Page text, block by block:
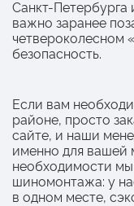
Санкт-
важно заранее
четвероколесном
безопасность.
Если вам
районе, просто
сайте, и наши
именно для вашей
необходимости
шиномонтажа: у
в одном месте,